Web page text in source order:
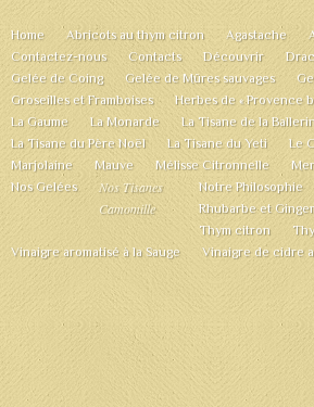
Home Abricots au thym citron Agastache
Contactez-nous
Contacts Découvrir
Gelée de Coing
Gelée de Mûres sauvages
Groseilles et Framboises
Herbes de « Provence
La Gaume
La Monarde La Tisane de la
La Tisane du Père Noël
La Tisane du Yeti Le
Marjolaine
Mauve Mélisse Citronnelle
Nos Gelées
Nos Tisanes
Camomille
Notre Philosophie
Rhubarbe et
Thym citron
Vinaigre aromatisé à la Sauge
Vinaigre de cidre